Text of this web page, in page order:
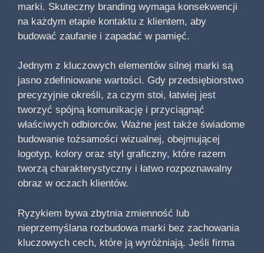
marki. Skuteczny branding wymaga konsekwencji
na każdym etapie kontaktu z klientem, aby
budować zaufanie i zapadać w pamięć.
Jednym z kluczowych elementów silnej marki są
jasno zdefiniowane wartości. Gdy przedsiębiorstwo
precyzyjnie określi, za czym stoi, łatwiej jest
tworzyć spójną komunikację i przyciągnąć
właściwych odbiorców. Ważne jest także świadome
budowanie tożsamości wizualnej, obejmującej
logotyp, kolory oraz styl graficzny, które razem
tworzą charakterystyczny i łatwo rozpoznawalny
obraz w oczach klientów.
Ryzykiem bywa zbytnia zmienność lub
nieprzemyślana rozbudowa marki bez zachowania
kluczowych cech, które ją wyróżniają. Jeśli firma